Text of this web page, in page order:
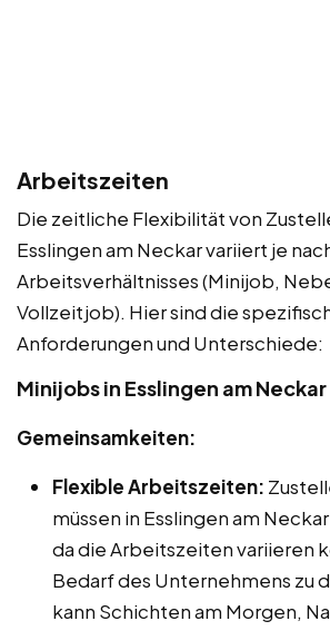
Arbeitszeiten
Die zeitliche Flexibilität von
Esslingen am Neckar variiert je
Arbeitsverhältnisses (Minijob,
Vollzeitjob). Hier sind die
Anforderungen und Unterschiede:
Minijobs in Esslingen am Neckar
Gemeinsamkeiten:
Flexible Arbeitszeiten:
müssen in Esslingen am
da die Arbeitszeiten variieren
Bedarf des Unternehmens zu
kann Schichten am Morgen,